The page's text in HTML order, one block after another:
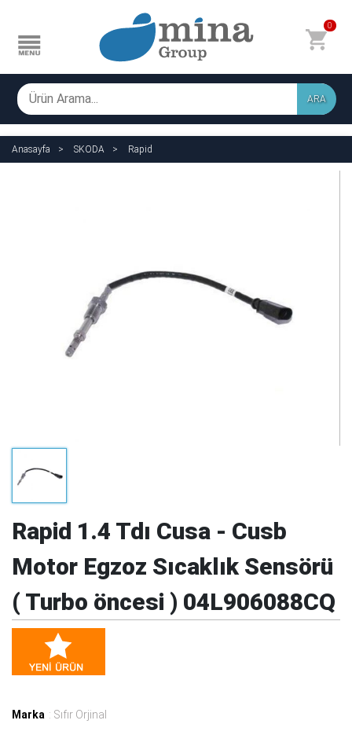
0
ARA
Anasayfa SKODA Rapid
Rapid 1.4 Tdı Cusa - Cusb
Motor Egzoz Sıcaklık Sensörü
( Turbo öncesi ) 04L906088CQ
Marka : Sıfır Orjinal